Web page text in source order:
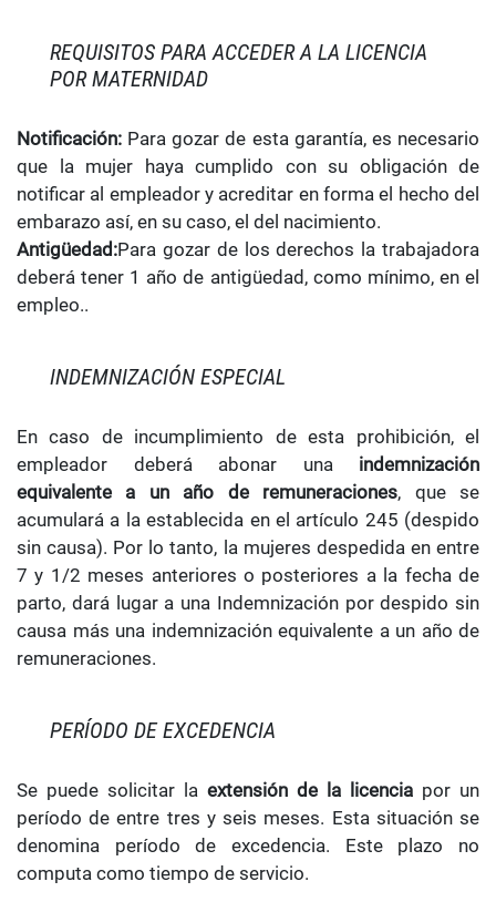
REQUISITOS PARA ACCEDER A LA LICENCIA
POR MATERNIDAD
Notificación: Para gozar de esta garantía, es necesario
que la mujer haya cumplido con su obligación de
notificar al empleador y acreditar en forma el hecho del
embarazo así, en su caso, el del nacimiento.
Antigüedad:Para gozar de los derechos la trabajadora
deberá tener 1 año de antigüedad, como mínimo, en el
empleo..
INDEMNIZACIÓN ESPECIAL
En caso de incumplimiento de esta prohibición, el
empleador deberá abonar una indemnización
equivalente a un año de remuneraciones, que se
acumulará a la establecida en el artículo 245 (despido
sin causa). Por lo tanto, la mujeres despedida en entre
7 y 1/2 meses anteriores o posteriores a la fecha de
parto, dará lugar a una Indemnización por despido sin
causa más una indemnización equivalente a un año de
remuneraciones.
PERÍODO DE EXCEDENCIA
Se puede solicitar la extensión de la licencia por un
período de entre tres y seis meses. Esta situación se
denomina período de excedencia. Este plazo no
computa como tiempo de servicio.